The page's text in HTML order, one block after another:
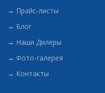
→ Прайс-листы
→ Блог
→ Наши Дилеры
→ Фото-галерея
→ Контакты